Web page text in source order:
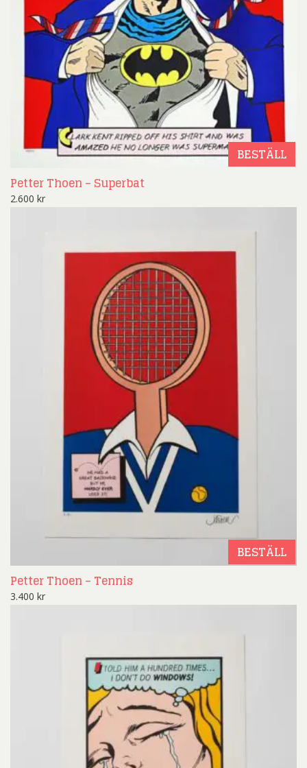
BESTÄLL
Petter Thoen – Superbat
2.600 kr
BESTÄLL
Petter Thoen – Tennis
3.400 kr